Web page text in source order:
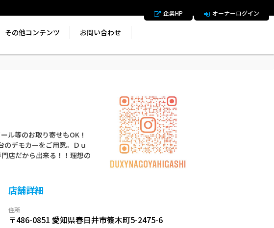
企業HP オーナーログイン
その他コンテンツ お問い合わせ
ル等のお取り寄せもOK！
デモカーをご用意。Ｄｕ
店だから出来る！！理想の
店舗詳細
住所
〒486-0851 愛知県春日井市篠木町5-2475-6